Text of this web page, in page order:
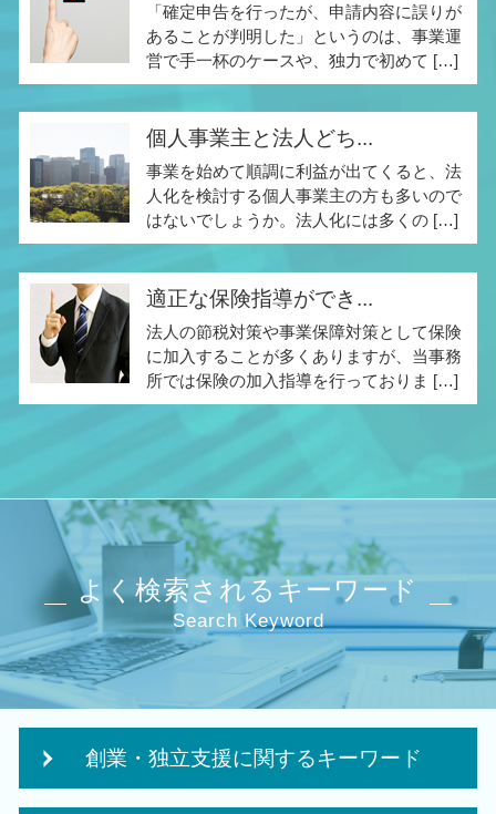
「確定申告を行ったが、申請内容に誤りが
あることが判明した」というのは、事業運
営で手一杯のケースや、独力で初めて […]
個人事業主と法人どち...
事業を始めて順調に利益が出てくると、法
人化を検討する個人事業主の方も多いので
はないでしょうか。法人化には多くの […]
適正な保険指導ができ...
法人の節税対策や事業保障対策として保険
に加入することが多くありますが、当事務
所では保険の加入指導を行っておりま […]
よく検索されるキーワード
Search Keyword
創業・独立支援に関するキーワード